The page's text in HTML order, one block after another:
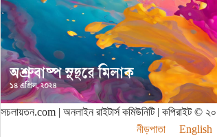
সচলায়তন.com | অনলাইন রাইটার্স কমিউনিটি | কপিরাইট ©
নীড়পাতা
English